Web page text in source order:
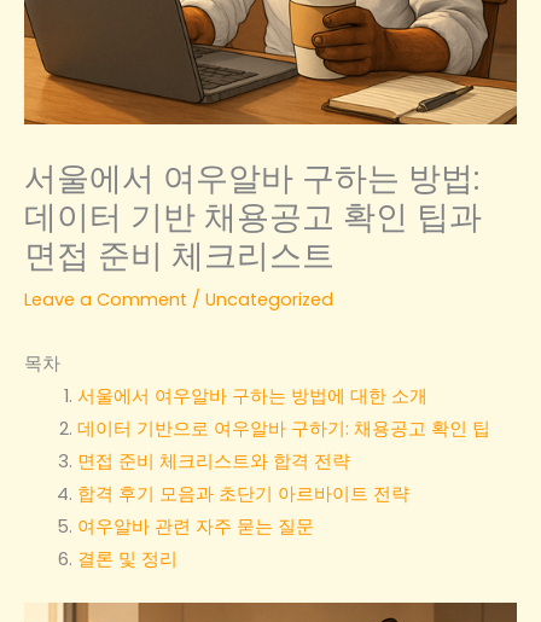
서울에서 여우알바 구하는 방법:
데이터 기반 채용공고 확인 팁과
면접 준비 체크리스트
Leave a Comment / Uncategorized
목차
서울에서 여우알바 구하는 방법에 대한 소개
데이터 기반으로 여우알바 구하기: 채용공고 확인 팁
면접 준비 체크리스트와 합격 전략
합격 후기 모음과 초단기 아르바이트 전략
여우알바 관련 자주 묻는 질문
결론 및 정리